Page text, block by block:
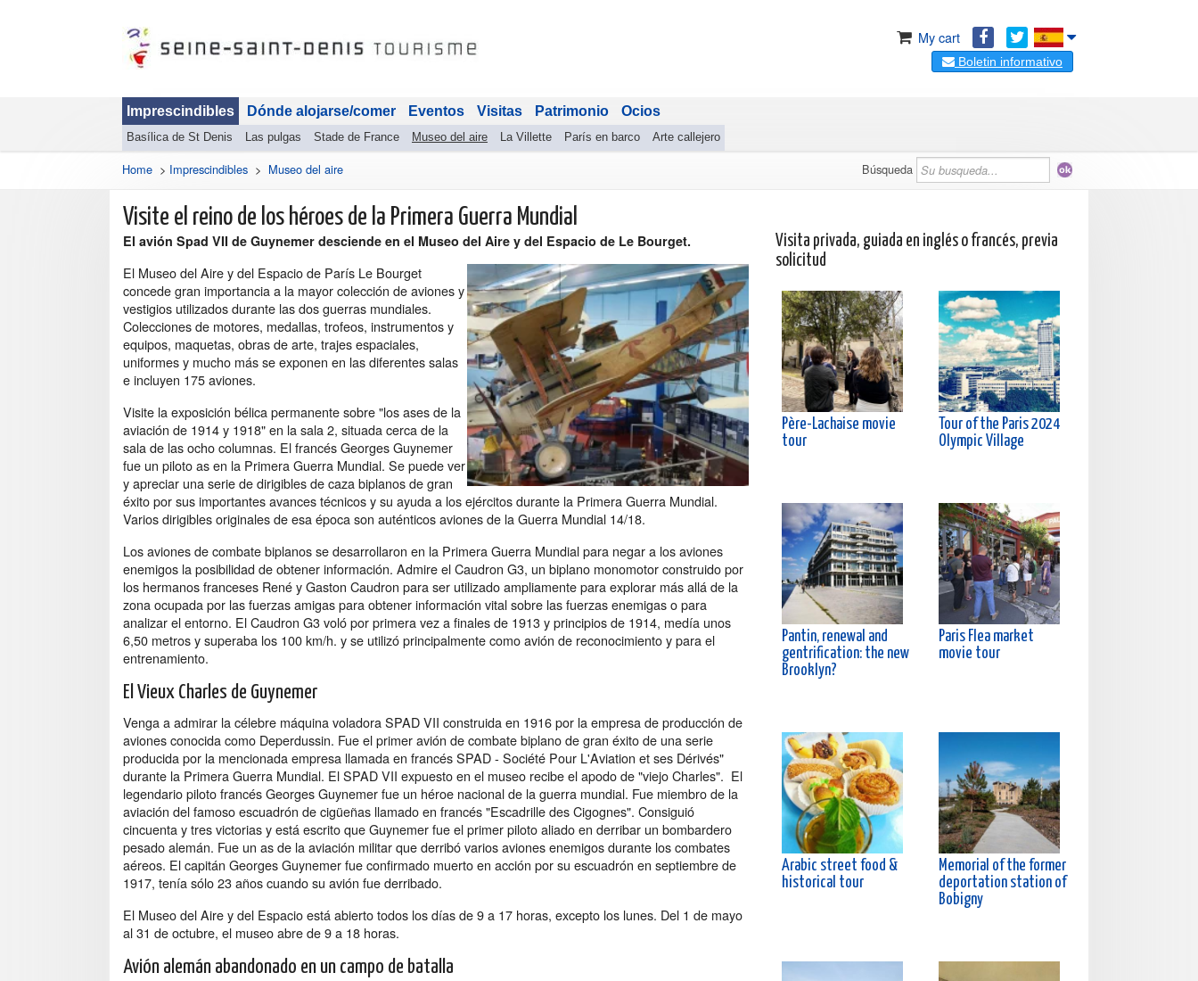
My cart
Boletin informativo
Imprescindibles
Basílica de St Denis Las pulgas Stade de France Museo del aire La Villette París en barco Arte callejero
Dónde alojarse/comer Eventos Visitas Patrimonio Ocios
Home > Imprescindibles > Museo del aire Búsqueda
Visite el reino de los héroes de la Primera Guerra Mundial
El avión Spad VII de Guynemer desciende en el Museo del Aire y del Espacio de Le Bourget.
El Museo del Aire y del Espacio de París Le Bourget
concede gran importancia a la mayor colección de aviones y
vestigios utilizados durante las dos guerras mundiales.
Colecciones de motores, medallas, trofeos, instrumentos y
equipos, maquetas, obras de arte, trajes espaciales,
uniformes y mucho más se exponen en las diferentes salas
e incluyen 175 aviones.
Visite la exposición bélica permanente sobre "los ases de la
aviación de 1914 y 1918" en la sala 2, situada cerca de la
sala de las ocho columnas. El francés Georges Guynemer
fue un piloto as en la Primera Guerra Mundial. Se puede ver
y apreciar una serie de dirigibles de caza biplanos de gran
éxito por sus importantes avances técnicos y su ayuda a los ejércitos durante la Primera Guerra Mundial.
Varios dirigibles originales de esa época son auténticos aviones de la Guerra Mundial 14/18.
Los aviones de combate biplanos se desarrollaron en la Primera Guerra Mundial para negar a los aviones
enemigos la posibilidad de obtener información. Admire el Caudron G3, un biplano monomotor construido por
los hermanos franceses René y Gaston Caudron para ser utilizado ampliamente para explorar más allá de la
zona ocupada por las fuerzas amigas para obtener información vital sobre las fuerzas enemigas o para
analizar el entorno. El Caudron G3 voló por primera vez a finales de 1913 y principios de 1914, medía unos
6,50 metros y superaba los 100 km/h. y se utilizó principalmente como avión de reconocimiento y para el
entrenamiento.
El Vieux Charles de Guynemer
Venga a admirar la célebre máquina voladora SPAD VII construida en 1916 por la empresa de producción de
aviones conocida como Deperdussin. Fue el primer avión de combate biplano de gran éxito de una serie
producida por la mencionada empresa llamada en francés SPAD - Société Pour L'Aviation et ses Dérivés"
durante la Primera Guerra Mundial. El SPAD VII expuesto en el museo recibe el apodo de "viejo Charles". El
legendario piloto francés Georges Guynemer fue un héroe nacional de la guerra mundial. Fue miembro de la
aviación del famoso escuadrón de cigüeñas llamado en francés "Escadrille des Cigognes". Consiguió
cincuenta y tres victorias y está escrito que Guynemer fue el primer piloto aliado en derribar un bombardero
pesado alemán. Fue un as de la aviación militar que derribó varios aviones enemigos durante los combates
aéreos. El capitán Georges Guynemer fue confirmado muerto en acción por su escuadrón en septiembre de
1917, tenía sólo 23 años cuando su avión fue derribado.
El Museo del Aire y del Espacio está abierto todos los días de 9 a 17 horas, excepto los lunes. Del 1 de mayo
al 31 de octubre, el museo abre de 9 a 18 horas.
Avión alemán abandonado en un campo de batalla
Visita privada, guiada en inglés o francés, previa
solicitud
Père-Lachaise movie
tour
Tour of the Paris 2024
Olympic Village
Pantin, renewal and
gentrification: the new
Brooklyn?
Paris Flea market
movie tour
Arabic street food &
historical tour
Memorial of the former
deportation station of
Bobigny